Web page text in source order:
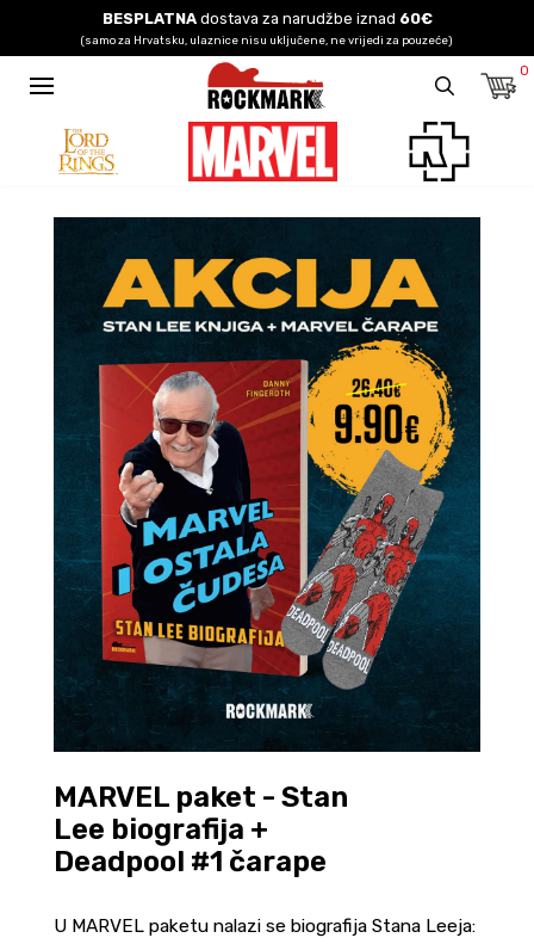
BESPLATNAdostava za narudžbe iznad 60€
(samo za Hrvatsku, ulaznice nisu uključene, ne vrijedi za pouzeće)
0
MARVEL paket - Stan
Lee biografija +
Deadpool #1 čarape
U MARVEL paketu nalazi se biografija Stana Leeja: